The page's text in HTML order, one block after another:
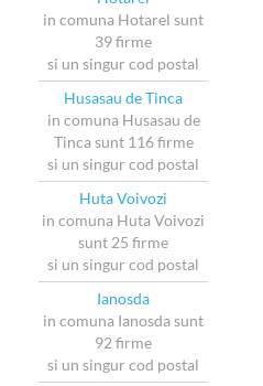
in comuna Hotarel sunt
39 firme
si un singur cod postal
Husasau de Tinca
in comuna Husasau de
Tinca sunt 116 firme
si un singur cod postal
Huta Voivozi
in comuna Huta Voivozi
sunt 25 firme
si un singur cod postal
Ianosda
in comuna Ianosda sunt
92 firme
si un singur cod postal